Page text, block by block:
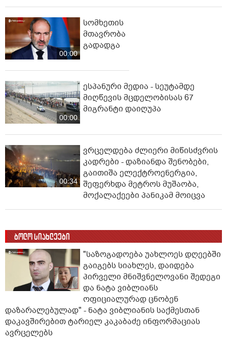
00:00
სომხეთის
მთავრობა
გადადგა
00:00
ესპანური მედია - სეუტამდე
მიღწევის მცდელობისას 67
მიგრანტი დაიღუპა
00:34
ვრცელდება ძლიერი მიწისძვრის
კადრები - დაზიანდა შენობები,
გაითიშა ელექტროენერგია,
შეფერხდა მეტროს მუშაობა,
მოქალაქეები პანიკამ მოიცვა
ბოლო სიახლეები
"საზოგადოება უახლოეს დღეებში
გაიგებს სიახლეს, დაიდება
პირველი მნიშვნელოვანი შედეგი
და ნატა ვიბლიანს
ოფიციალურად ცნობენ
დაზარალებულად" - ნატა ვიბლიანის საქმესთან
დაკავშირებით ტარიელ კაკაბაძე ინფორმაციას
ავრცელებს